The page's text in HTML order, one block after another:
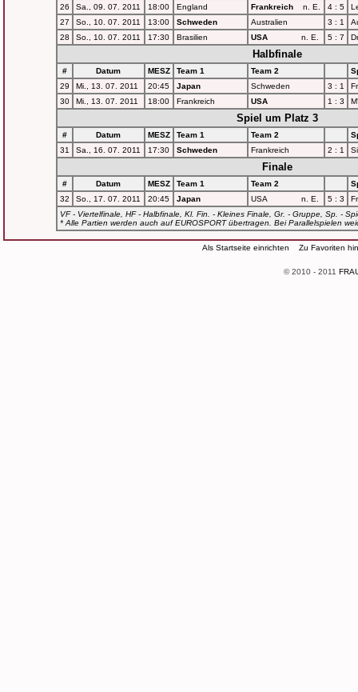
26
Sa., 09. 07. 2011 18:00 England Frankreichn. E. 4 : 5
27
So., 10. 07. 2011 13:00 Schweden Australien 3 : 1
28
So., 10. 07. 2011 17:30 Brasilien USAn. E. 5 : 7
Halbfinale
# Datum MESZ Team 1 Team 2
29
Mi., 13. 07. 2011 20:45 Japan Schweden 3 : 1
30
Mi., 13. 07. 2011 18:00 Frankreich USA 1 : 3
Spiel um Platz 3
# Datum MESZ Team 1 Team 2
31
Sa., 16. 07. 2011 17:30 Schweden Frankreich 2 : 1
Finale
# Datum MESZ Team 1 Team 2
32
So., 17. 07. 2011 20:45 Japan USA n. E. 5 : 3
VF - Viertelfinale, HF - Halbfinale, Kl. Fin. - Kleines Finale, Gr. - Gruppe, Sp. -
* Alle Partien werden auch auf EUROSPORT übertragen. Bei Parallelspielen
Als Startseite einrichten Zu Favoriten
© 2010 - 2011